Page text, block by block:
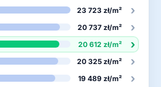
23 723 zł/m² ›
20 737 zł/m² ›
20 612 zł/m² ›
20 325 zł/m² ›
19 489 zł/m² ›